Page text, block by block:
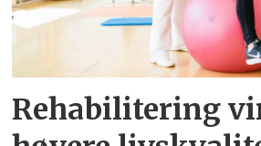
Rehabilitering